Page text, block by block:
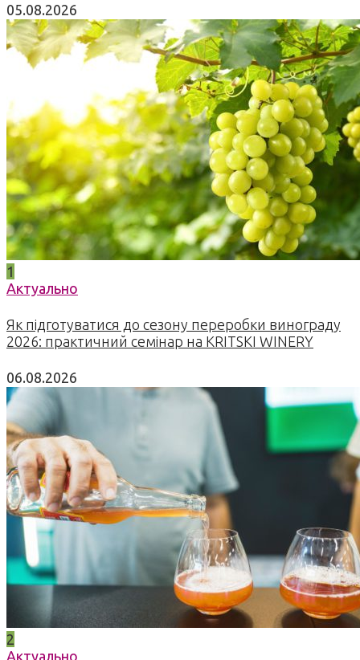
05.08.2026
1
Актуально
Як підготуватися до сезону переробки винограду
2026: практичний семінар на KRITSKI WINERY
06.08.2026
2
Актуально